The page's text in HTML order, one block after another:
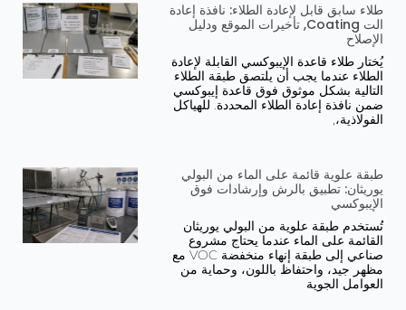
طلاء سابق قابل لإعادة الطلاء: نافذة إعادة
الت Coating, تأخيرات الموقع ودليل
الإصلاح
يُختار طلاء قاعدة الإيبوكسي القابلة لإعادة
الطلاء عندما يجب أن يلتصق طبقة الطلاء
التالية بشكل موثوق فوق قاعدة إيبوكسي
ضمن نافذة إعادة الطلاء المحددة. للهياكل
الفولاذية،,
طبقة علوية قائمة على الماء من البولي
يوريثان: تطبيق بالرش وإرشادات فوق
الإيبوكسي
تُستخدم طبقة علوية من البولي يوريثان
القائمة على الماء عندما يحتاج مشروع
صناعي إلى طبقة إنهاء منخفضة VOC مع
مظهر جيد، واحتفاظ باللون، وحماية من
العوامل الجوية